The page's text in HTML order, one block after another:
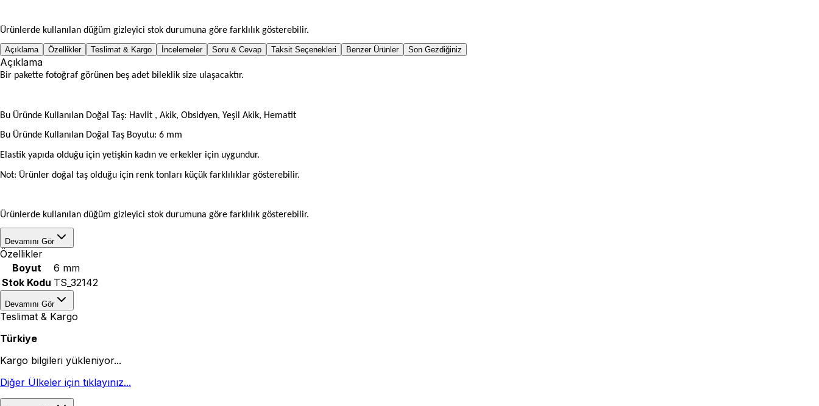
Ürünlerde kullanılan düğüm gizleyici stok durumuna göre farklılık gösterebilir.
Açıklama Özellikler Teslimat & Kargo İncelemeler Soru & Cevap Taksit Seçenekleri Benzer Ürünler Son Gezdiğiniz
Açıklama
Bir pakette fotoğraf görünen beş adet bileklik size ulaşacaktır.
Bu Üründe Kullanılan Doğal Taş: Havlit , Akik, Obsidyen, Yeşil Akik, Hematit
Bu Üründe Kullanılan Doğal Taş Boyutu: 6 mm
Elastik yapıda olduğu için yetişkin kadın ve erkekler için uygundur.
Not: Ürünler doğal taş olduğu için renk tonları küçük farklılıklar gösterebilir.
Ürünlerde kullanılan düğüm gizleyici stok durumuna göre farklılık gösterebilir.
Devamını Gör
Özellikler
Boyut
6 mm
Stok Kodu TS_32142
Devamını Gör
Teslimat & Kargo
Türkiye
Kargo bilgileri yükleniyor...
Diğer Ülkeler için tıklayınız...